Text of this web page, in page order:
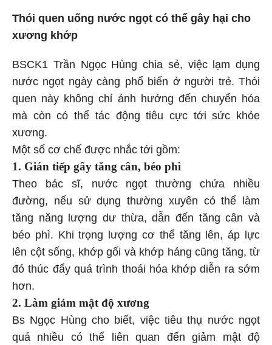
Thói quen uống nước ngọt có thể gây hại cho
xương khớp
BSCK1 Trần Ngọc Hùng chia sẻ, việc lạm dụng
nước ngọt ngày càng phổ biến ở người trẻ. Thói
quen này không chỉ ảnh hưởng đến chuyển hóa
mà còn có thể tác động tiêu cực tới sức khỏe
xương.
Một số cơ chế được nhắc tới gồm:
1. Gián tiếp gây tăng cân, béo phì
Theo bác sĩ, nước ngọt thường chứa nhiều
đường, nếu sử dụng thường xuyên có thể làm
tăng năng lượng dư thừa, dẫn đến tăng cân và
béo phì. Khi trọng lượng cơ thể tăng lên, áp lực
lên cột sống, khớp gối và khớp háng cũng tăng, từ
đó thúc đẩy quá trình thoái hóa khớp diễn ra sớm
hơn.
2. Làm giảm mật độ xương
Bs Ngọc Hùng cho biết, việc tiêu thụ nước ngọt
quá nhiều có thể liên quan đến giảm mật độ